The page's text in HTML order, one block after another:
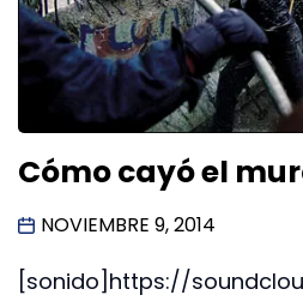
Cómo cayó el
NOVIEMBRE 9, 2014
[sonido]https://